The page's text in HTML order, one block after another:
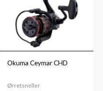
Okuma Ceymar CHD
Ørretsneller
kr1,199